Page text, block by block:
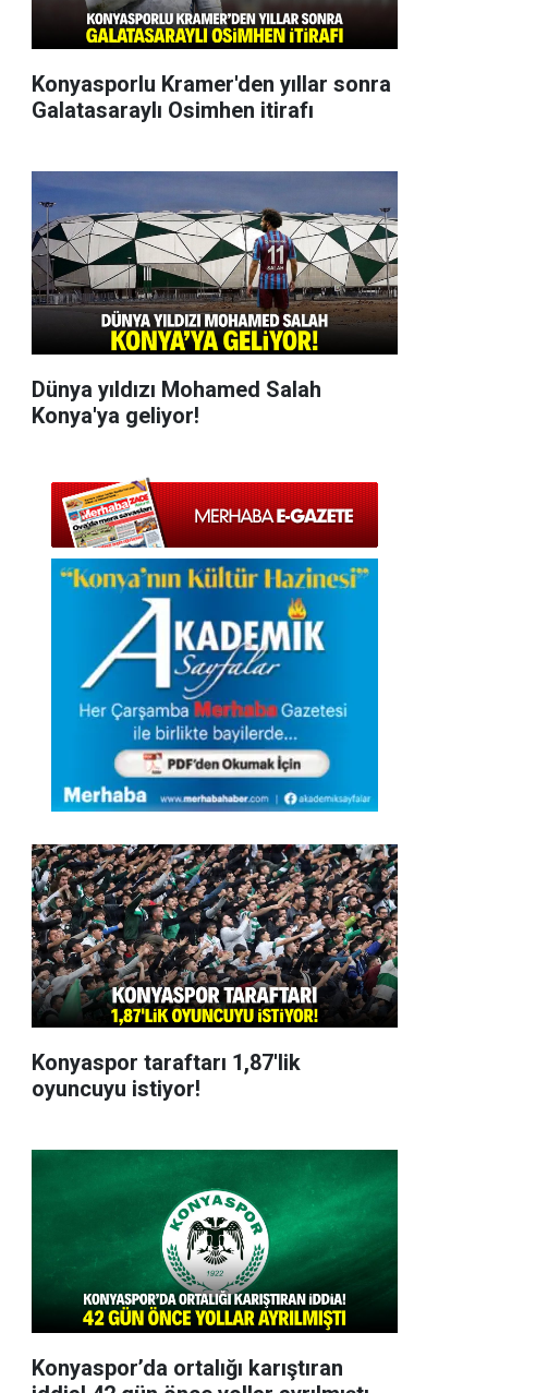
Konyasporlu Kramer'den yıllar sonra
Galatasaraylı Osimhen itirafı
Dünya yıldızı Mohamed Salah
Konya'ya geliyor!
Konyaspor taraftarı 1,87'lik
oyuncuyu istiyor!
Konyaspor’da ortalığı karıştıran